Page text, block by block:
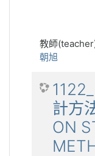
教師
朝旭
計方
ON